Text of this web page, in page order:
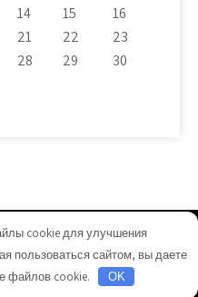
14 15
16
21 22
23
28 29
30
на WordPress
Themes
cookie для улучшения
пользоваться сайтом, вы даете
файлов cookie.
OK